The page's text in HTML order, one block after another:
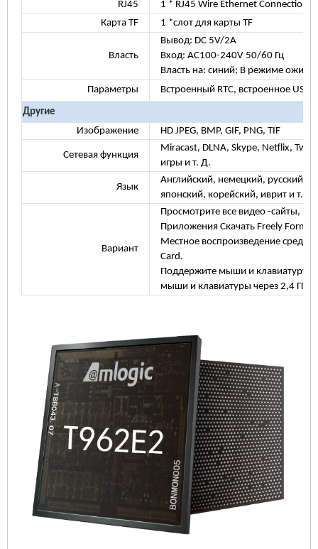
RJ45
1 * RJ45 Wire Ethernet Connection
Карта TF
1 *слот для карты TF
Власть
Вывод: DC 5V/2A
Вход: AC100-240V 50/60 Гц
Власть на: синий; В режиме
Параметры
Встроенный RTC, встроенное USB -
Другие
Изображение
HD JPEG, BMP, GIF, PNG, TIF
Сетевая функция
Miracast, DLNA, Skype, Netflix,
игры и т. Д.
Язык
Английский, немецкий, русский,
японский, корейский, иврит и т. Д.
Вариант
Просмотрите все видео -сайты,
Приложения Скачать Freely Form
Местное воспроизведение
Card.
Поддержите мыши и клавиатуру
мыши и клавиатуры через 2,4 ГГц